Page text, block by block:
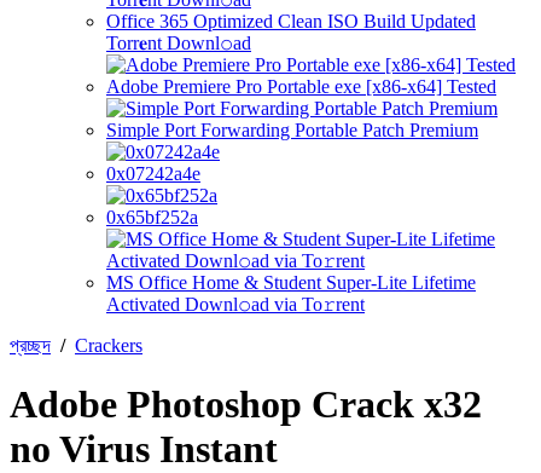
Office 365 Optimized Clean ISO Build Updated
Torr𝐞nt Downl𝚘аd
Adobe Premiere Pro Portable exe [x86-x64] Tested
Simple Port Forwarding Portable Patch Premium
0x07242a4e
0x65bf252a
MS Office Home & Student Super-Lite Lifetime
Activated Downl𝚘ad via To𝚛rent
প্রচ্ছদ / Crackers
Adobe Photoshop Crack x32
no Virus Instant